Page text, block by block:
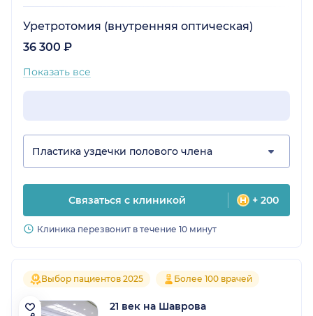
Уретротомия (внутренняя оптическая)
36 300 ₽
Показать все
Пластика уздечки полового члена
Связаться с клиникой + 200
Клиника перезвонит в течение 10 минут
Выбор пациентов 2025 Более 100 врачей
21 век на Шаврова